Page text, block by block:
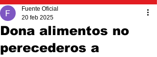
Dona alimentos no
perecederos a
Fuente Oficial
20 feb 2025